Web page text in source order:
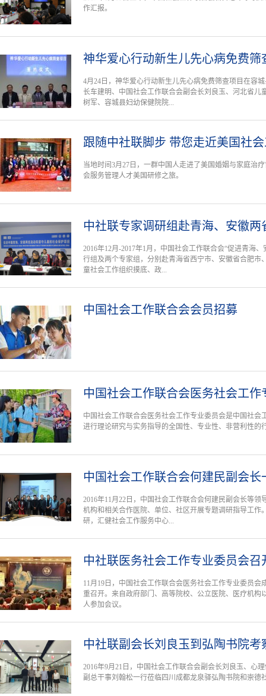
作汇报。
神华爱心行动新生儿先心病免费筛
4月24日，神华爱心行动新生儿先心病免费筛查项目在容
长车建明、中国社会工作联合会副会长刘良玉、河北省儿
树军、容城县妇幼保健院院...
跟随中社联脚步 带您走近美国社
当地时间3月27日，一群中国人走进了美国婚姻与家庭治
会服务管理人才美国研修之旅。
中社联专家调研组赴青海、安徽两
2016年12月-2017年1月，中国社会工作联合会“促进青海
行组及两个专家组，分别赴青海省西宁市、安徽省合肥市
童社会工作组织摸底、政...
中国社会工作联合会会员招募
中国社会工作联合会医务社会工作
中国社会工作联合会医务社会工作专业委员会是中国社会
进行理论研究与实务指导的全国性、专业性、非营利性的
中国社会工作联合会何建民副会长
2016年11月22日，中国社会工作联合会何建民副会长等
机构和相关合作医院、单位、社区开展专题调研指导工作
研，汇健社会工作服务中心...
中社联医务社会工作专业委员会召
11月19日，中国社会工作联合会医务社会工作专业委员
重召开。来自政府部门、高等院校、公立医院、医疗机构
人参加会议。
中社联副会长刘良玉到弘陶书院考
2016年9月21日，中国社会工作联合会副会长刘良玉、心
副总干事刘翰松一行莅临四川成都龙泉驿弘陶书院和崇德